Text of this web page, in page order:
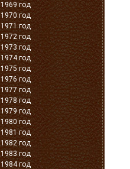
год
год
год
год
год
год
год
год
год
год
год
год
год
год
год
год